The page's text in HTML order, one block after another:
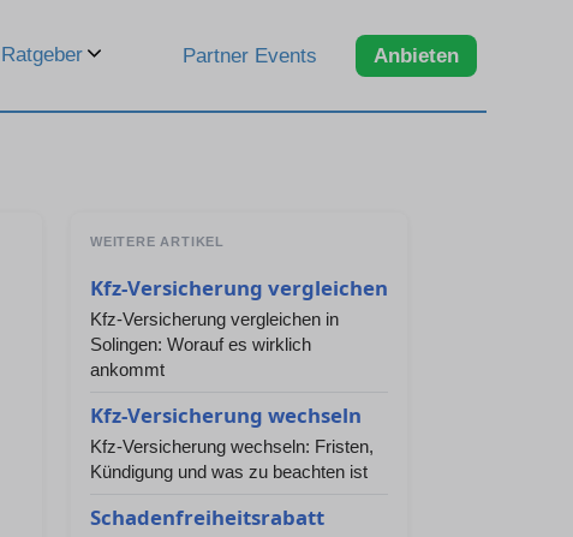
Ratgeber Partner Events Anbieten
WEITERE ARTIKEL
Kfz-Versicherung vergleichen
Kfz-Versicherung vergleichen in
Solingen: Worauf es wirklich
ankommt
Kfz-Versicherung wechseln
Kfz-Versicherung wechseln: Fristen,
Kündigung und was zu beachten ist
Schadenfreiheitsrabatt